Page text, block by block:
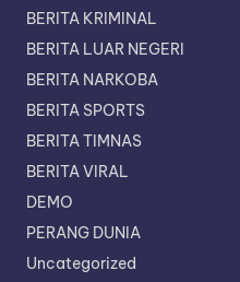
BERITA KRIMINAL
BERITA LUAR NEGERI
BERITA NARKOBA
BERITA SPORTS
BERITA TIMNAS
BERITA VIRAL
DEMO
PERANG DUNIA
Uncategorized